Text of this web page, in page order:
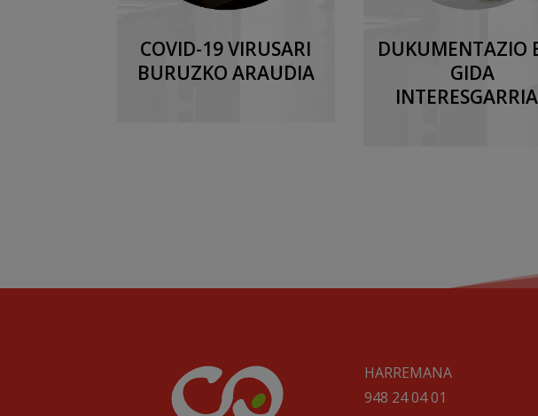
COVID-19 VIRUSARI
BURUZKO ARAUDIA
DUKUMENTAZIO
GIDA
HARREMANA
948 24 04 01